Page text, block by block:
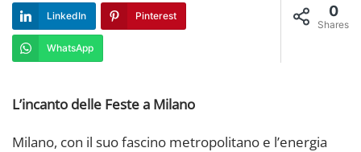
0
Shares
LinkedIn Pinterest
WhatsApp
L’incanto delle Feste a Milano
Milano, con il suo fascino metropolitano e l’energia